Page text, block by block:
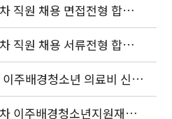
직원 채용 면접전형 합격
적격심사 안내
직원 채용 서류전형 합격
면접전형 안내
주배경청소년 의료비 신청
내
이주배경청소년지원재단